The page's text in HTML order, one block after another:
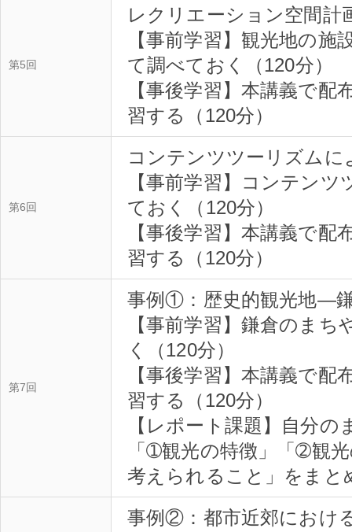
第5回
レクリエーション空間計
【事前学習】観光地の
て調べておく（120分）
【事後学習】本講義で
習する（120分）
第6回
コンテンツツーリズム
【事前学習】コンテン
ておく（120分）
【事後学習】本講義で
習する（120分）
第7回
事例①：歴史的観光地―
【事前学習】鎌倉のま
く（120分）
【事後学習】本講義で
習する（120分）
【レポート課題】自分
「➀観光の特徴」「➁観
考えられること」をまと
事例②：都市近郊におけ